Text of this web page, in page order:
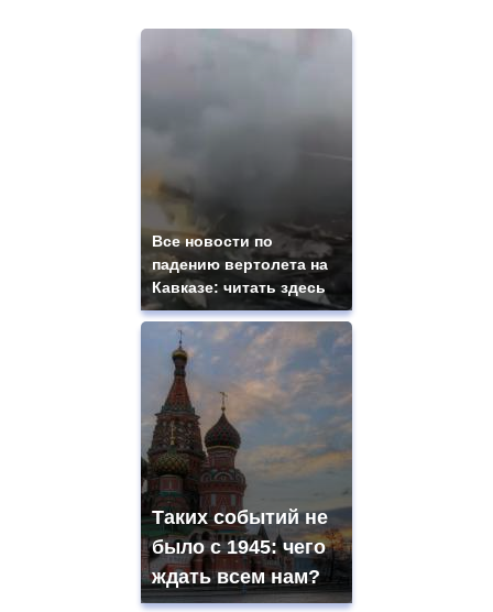
Все новости по
падению вертолета на
Кавказе: читать здесь
Таких событий не
было с 1945: чего
ждать всем нам?